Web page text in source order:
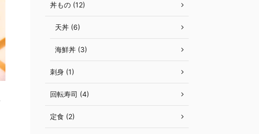
丼もの (12)
天丼 (6)
海鮮丼 (3)
刺身 (1)
回転寿司 (4)
定食 (2)